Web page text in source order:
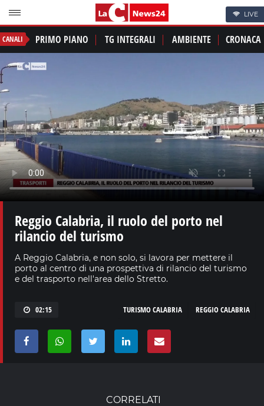
LIVE
CANALI PRIMO PIANO TG INTEGRALI AMBIENTE CRONACA
Reggio Calabria, il ruolo del porto nel
rilancio del turismo
A Reggio Calabria, e non solo, si lavora per mettere il
porto al centro di una prospettiva di rilancio del turismo
e del trasporto nell'area dello Stretto.
02:15 REGGIO CALABRIA
TURISMO CALABRIA
CORRELATI